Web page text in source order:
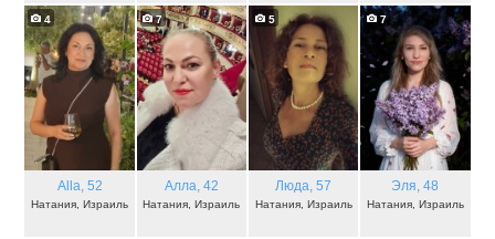
4
Alla, 52
Натания, Израиль
7
Алла, 42
Натания, Израиль
5
Люда, 57
Натания, Израиль
7
Эля, 48
Натания, Израиль